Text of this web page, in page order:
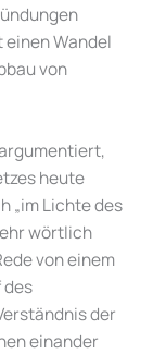
einen Wandel
von
heute
„im Lichte des
wörtlich
von einem
des
der
einander